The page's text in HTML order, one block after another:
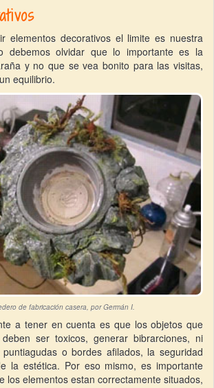
elementos decorativos el limite es nuestra
debemos olvidar que lo importante es la
y no que se vea bonito para las visitas,
equilibrio.
de fabricación casera, por Germán I.
a tener en cuenta es que los objetos que
ser toxicos, generar bibrarciones, ni
o bordes afilados, la seguridad
la estética. Por eso mismo, es importante
los elementos estan correctamente situados,